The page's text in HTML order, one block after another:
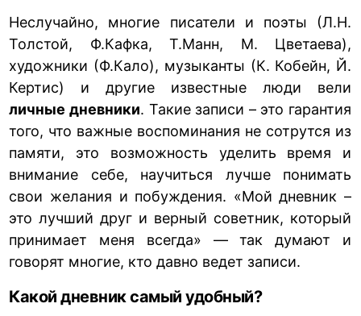
Неслучайно, многие писатели и поэты (Л.Н.
Толстой, Ф.Кафка, Т.Манн, М. Цветаева),
художники (Ф.Кало), музыканты (К. Кобейн, Й.
Кертис) и другие известные люди вели
личные дневники. Такие записи – это гарантия
того, что важные воспоминания не сотрутся из
памяти, это возможность уделить время и
внимание себе, научиться лучше понимать
свои желания и побуждения. «Мой дневник –
это лучший друг и верный советник, который
принимает меня всегда» — так думают и
говорят многие, кто давно ведет записи.
Какой дневник самый удобный?